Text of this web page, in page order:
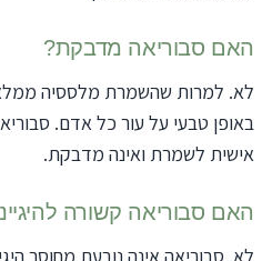
האם סבוריאה מדבקת?
לא. למרות שהשמרת מלססיה
באופן טבעי על עור כל אדם.
אישית לשמרת ואינה מדבקת.
האם סבוריאה קשורה